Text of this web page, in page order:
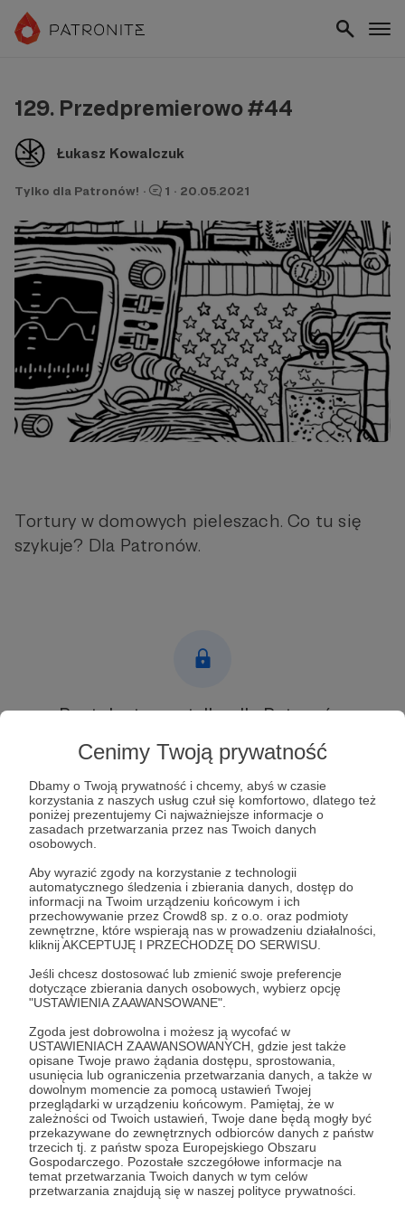
Cenimy Twoją prywatność
Dbamy o Twoją prywatność i chcemy, abyś w czasie
korzystania z naszych usług czuł się komfortowo, dlatego też
poniżej prezentujemy Ci najważniejsze informacje o
zasadach przetwarzania przez nas Twoich danych
osobowych.
Aby wyrazić zgody na korzystanie z technologii
automatycznego śledzenia i zbierania danych, dostęp do
informacji na Twoim urządzeniu końcowym i ich
przechowywanie przez Crowd8 sp. z o.o. oraz podmioty
zewnętrzne, które wspierają nas w prowadzeniu działalności,
kliknij AKCEPTUJĘ I PRZECHODZĘ DO SERWISU.
Jeśli chcesz dostosować lub zmienić swoje preferencje
dotyczące zbierania danych osobowych, wybierz opcję
"USTAWIENIA ZAAWANSOWANE".
Zgoda jest dobrowolna i możesz ją wycofać w
USTAWIENIACH ZAAWANSOWANYCH, gdzie jest także
opisane Twoje prawo żądania dostępu, sprostowania,
usunięcia lub ograniczenia przetwarzania danych, a także w
dowolnym momencie za pomocą ustawień Twojej
przeglądarki w urządzeniu końcowym. Pamiętaj, że w
zależności od Twoich ustawień, Twoje dane będą mogły być
przekazywane do zewnętrznych odbiorców danych z państw
trzecich tj. z państw spoza Europejskiego Obszaru
Gospodarczego. Pozostałe szczegółowe informacje na
temat przetwarzania Twoich danych w tym celów
przetwarzania znajdują się w naszej polityce prywatności.
129. Przedpremierowo #44
Łukasz Kowalczuk
Tylko dla Patronów! · 1 · 20.05.2021
Tortury w domowych pieleszach. Co tu się
szykuje? Dla Patronów.
Post dostępny tylko dla Patronów
Aby zobaczyć ten materiał musisz być zalogowany
Zostań Patronem
Zaloguj się
komiks rourke kowalczuk secret santas
Udostępnij
Łukasz Kowalczuk
Zobacz profil autora